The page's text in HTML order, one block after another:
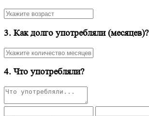
3. Как долго употребляли (месяцев)?
4. Что употребляли?